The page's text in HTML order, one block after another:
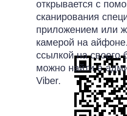
открывается с
сканирования
приложением или
камерой на
ссылкой на своего
можно найти в
Viber.